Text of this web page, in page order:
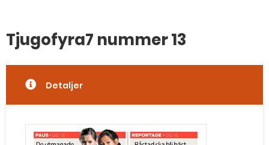
Tjugofyra7 nummer 13
Detaljer